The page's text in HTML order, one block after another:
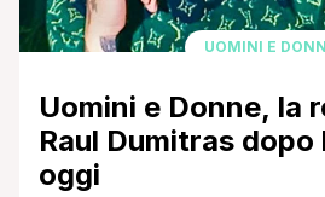
UOMINI E
Uomini e Donne, la
Raul Dumitras
oggi